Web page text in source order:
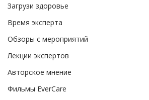
Загрузи здоровье
Время эксперта
Обзоры с мероприятий
Лекции экспертов
Авторское мнение
Фильмы EverCare